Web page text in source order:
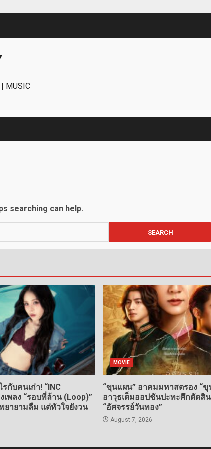
| MUSIC
searching can help.
กับคนเก่า! “INC
งเพลง “รอบที่ล้าน (Loop)”
ยายามลืม แต่หัวใจยังวน
MOVIE
“ขุนแผน” อาคมมหาสตรอง “ขุ
อาวุธเต็มออปชันปะทะศึกตัดสิ
“อัศจรรย์วันทอง”
August 7, 2026